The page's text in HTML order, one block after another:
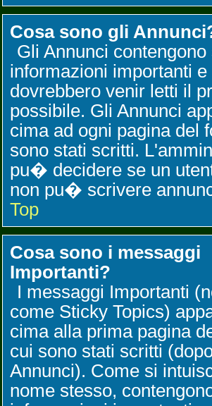
Cosa sono gli
Gli Annunci contengono
informazioni importanti e
dovrebbero venir letti il
possibile. Gli Annunci
cima ad ogni pagina del
sono stati scritti.
pu� decidere se un
non pu� scrivere
Top
Cosa sono i messaggi
Importanti?
I messaggi Importanti
come Sticky Topics)
cima alla prima pagina
cui sono stati scritti
Annunci). Come si
nome stesso,